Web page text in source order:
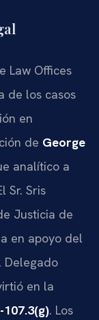
Law Offices
de los casos
en
de George
analítico a
Sr. Sris
Justicia de
en apoyo del
Delegado
en la
107.3(g). Los